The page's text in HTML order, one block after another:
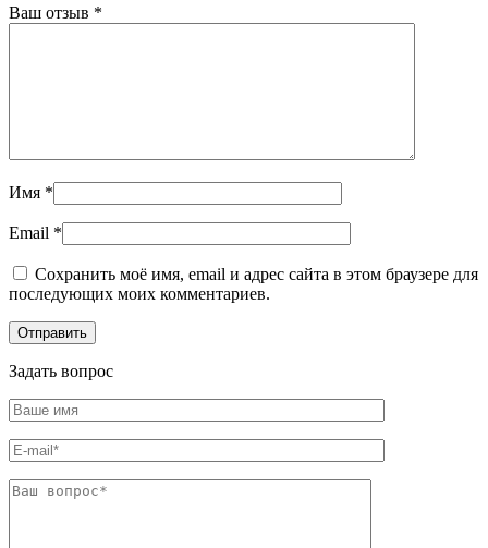
медная
нихром
стальные
Ваш отзыв *
Имя *
Email *
Сохранить моё имя, email и адрес сайта в этом браузере для
последующих моих комментариев.
Задать вопрос